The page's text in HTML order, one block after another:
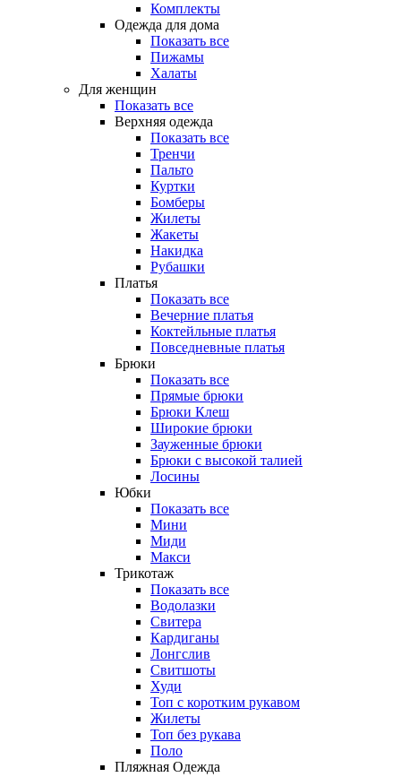
Комплекты
Одежда для дома
Показать все
Пижамы
Халаты
Для женщин
Показать все
Верхняя одежда
Показать все
Тренчи
Пальто
Куртки
Бомберы
Жилеты
Жакеты
Накидка
Рубашки
Платья
Показать все
Вечерние платья
Коктейльные платья
Повседневные платья
Брюки
Показать все
Прямые брюки
Брюки Клеш
Широкие брюки
Зауженные брюки
Брюки с высокой талией
Лосины
Юбки
Показать все
Мини
Миди
Макси
Трикотаж
Показать все
Водолазки
Свитера
Кардиганы
Лонгслив
Свитшоты
Худи
Топ с коротким рукавом
Жилеты
Топ без рукава
Поло
Пляжная Одежда